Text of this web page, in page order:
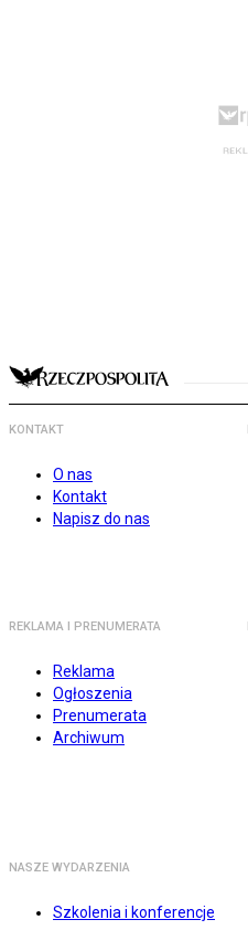
KONTAKT
O nas
Kontakt
Napisz do nas
REKLAMA I PRENUMERATA
Reklama
Ogłoszenia
Prenumerata
Archiwum
NASZE WYDARZENIA
Szkolenia i konferencje